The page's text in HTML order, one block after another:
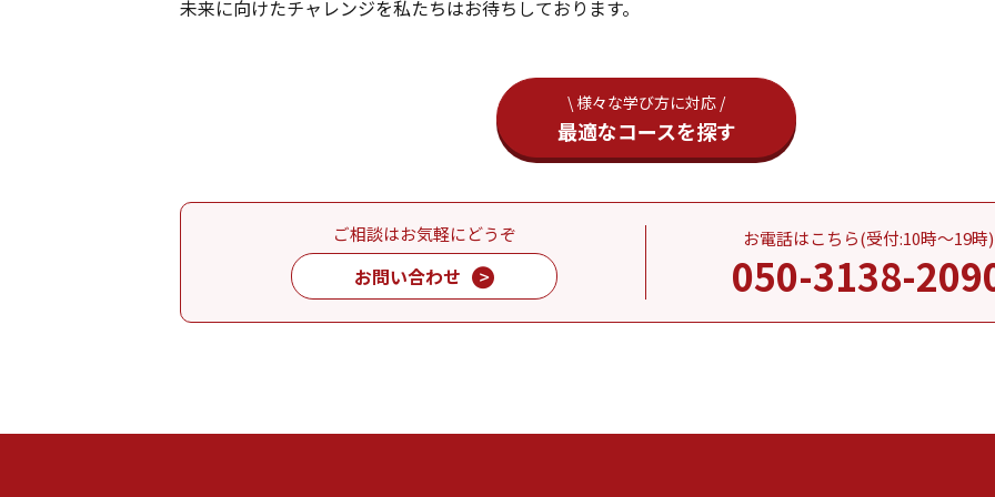
未来に向けたチャレンジを私たちはお待ちしております。
\ 様々な学び方に対応 /
最適なコースを探す
ご相談はお気軽にどうぞ
お問い合わせ
お電話はこちら(受付:10時～19時)
050-3138-